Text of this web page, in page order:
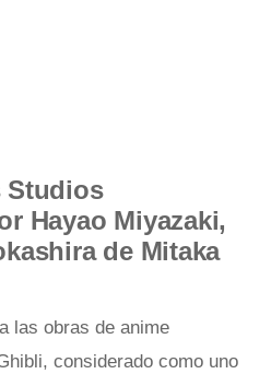
Studios
Hayao Miyazaki,
de Mitaka
las obras de anime
considerado como uno